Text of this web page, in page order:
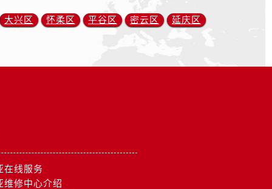
大兴区 怀柔区 平谷区 密云区 延庆区
在线服务
维修中心介绍